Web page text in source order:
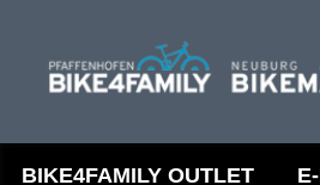
BIKE4FAMILY OUTLET